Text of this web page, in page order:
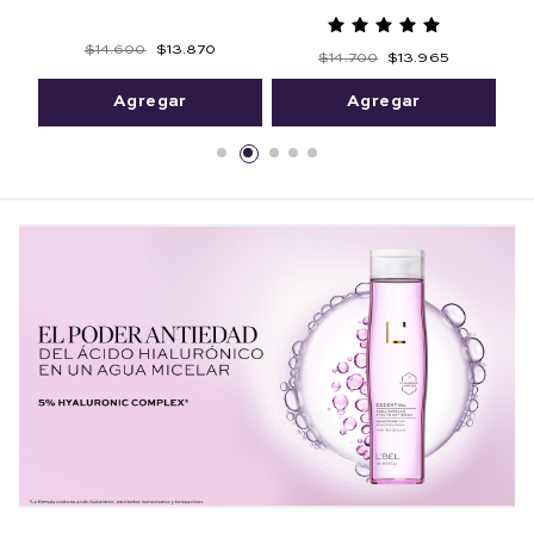
$14.600 $13.870
Agregar
$14.700 $13.965
Agregar